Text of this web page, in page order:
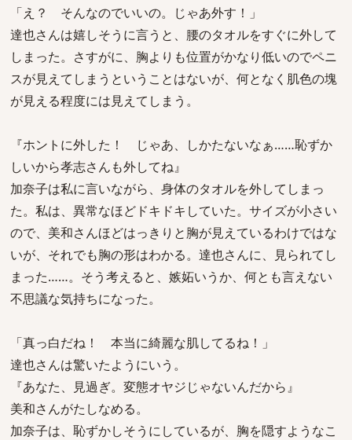
「え？ そんなのでいいの。じゃあ外す！」
達也さんは嬉しそうに言うと、腰のタオルをすぐに外して
しまった。さすがに、胸よりも位置がかなり低いのでペニ
スが見えてしまうということはないが、何となく肌色の塊
が見える程度には見えてしまう。
『ホントに外した！ じゃあ、しかたないなぁ……恥ずか
しいから孝志さんも外してね』
加奈子は私に言いながら、身体のタオルを外してしまっ
た。私は、異常なほどドキドキしていた。サイズが小さい
ので、美和さんほどはっきりと胸が見えているわけではな
いが、それでも胸の形はわかる。達也さんに、見られてし
まった……。そう考えると、嫉妬いうか、何とも言えない
不思議な気持ちになった。
「真っ白だね！ 本当に綺麗な肌してるね！」
達也さんは驚いたようにいう。
『あなた、見過ぎ。変態オヤジじゃないんだから』
美和さんがたしなめる。
加奈子は、恥ずかしそうにしているが、胸を隠すようなこ